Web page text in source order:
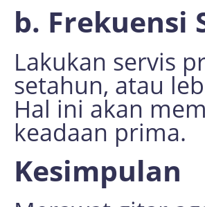
b. Frekuensi
Lakukan servis
setahun, atau
Hal ini akan
keadaan prima.
Kesimpulan